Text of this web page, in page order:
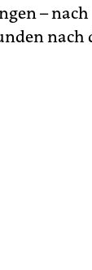
– nach
nach